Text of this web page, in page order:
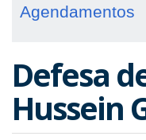
Agendamentos
Defesa
Hussein